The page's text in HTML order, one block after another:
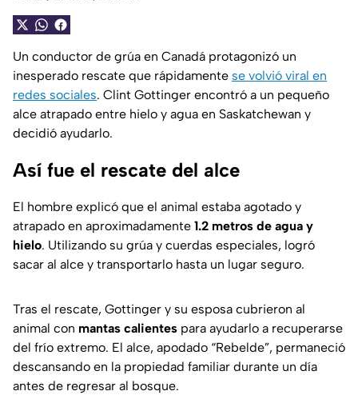
Un conductor de grúa en Canadá protagonizó un
inesperado rescate que rápidamente se volvió viral en
redes sociales. Clint Gottinger encontró a un pequeño
alce atrapado entre hielo y agua en Saskatchewan y
decidió ayudarlo.
Así fue el rescate del alce
El hombre explicó que el animal estaba agotado y
atrapado en aproximadamente 1.2 metros de agua y
hielo. Utilizando su grúa y cuerdas especiales, logró
sacar al alce y transportarlo hasta un lugar seguro.
Tras el rescate, Gottinger y su esposa cubrieron al
animal con mantas calientes para ayudarlo a recuperarse
del frío extremo. El alce, apodado “Rebelde”, permaneció
descansando en la propiedad familiar durante un día
antes de regresar al bosque.